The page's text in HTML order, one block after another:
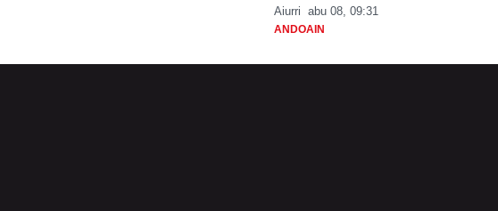
Aiurri abu 08, 09:31
ANDOAIN